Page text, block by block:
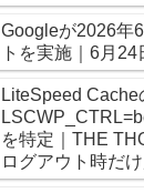
Googleが2026年
トを実施｜6月
LiteSpeed Cache
を特定｜THE
ログアウト時だ